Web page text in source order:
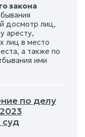
закона
досмотр лиц,
аресту,
лиц в место
а также по
ими
по делу
суд